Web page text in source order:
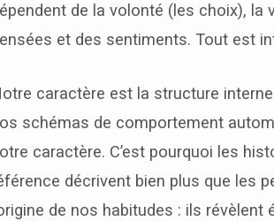
de la volonté (les choix), la
et des sentiments. Tout est
caractère est la structure
schémas de comportement
caractère. C’est pourquoi les
décrivent bien plus que les
de nos habitudes : ils